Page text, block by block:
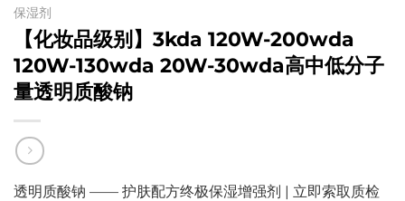
保湿剂
【化妆品级别】3kda 120W-200wda
120W-130wda 20W-30wda高中低分子
量透明质酸钠
透明质酸钠 —— 护肤配方终极保湿增强剂 | 立即索取质检